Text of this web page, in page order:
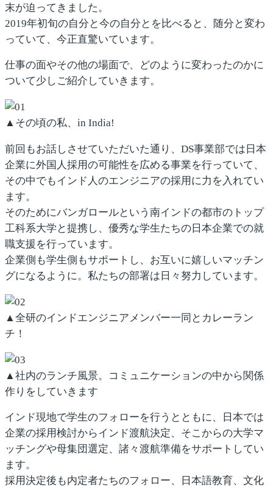
末が迫ってきました。
2019年初旬の自分と今の自分とを比べると、随分と変わ
っていて、今正直驚いています。
仕事の面やその他の場面で、どのように変わったのかに
ついて少しご紹介していきます。
▲その頃の私、in India!
前回もお話しさせていただいた通り、DS事業部では日本
企業に外国人採用の可能性を広める事業を行っていて、
その中でもインド人のエンジニアの採用に力を入れてい
ます。
そのためにバンガロールという南インドの都市のトップ
工科系大学と提携し、優秀な学生たちの日本企業での就
職支援を行っています。
企業側も学生側もサポートし、お互いに嬉しいマッチン
グになるように。私たちの部署は日々努力しています。
▲全研のインドエンジニアメンバー一同とカレーラン
チ！
▲社内のランチ風景。コミュニケーションの中から関係
作りをしていきます
インド現地で学生のフォローを行うとともに、日本では
企業の採用検討からインド渡航決定、そこからの大学マ
ッチングや母集団選定、諸々渡航準備をサポートしてい
ます。
採用決定後も内定者たちのフォロー、日本語教育、文化